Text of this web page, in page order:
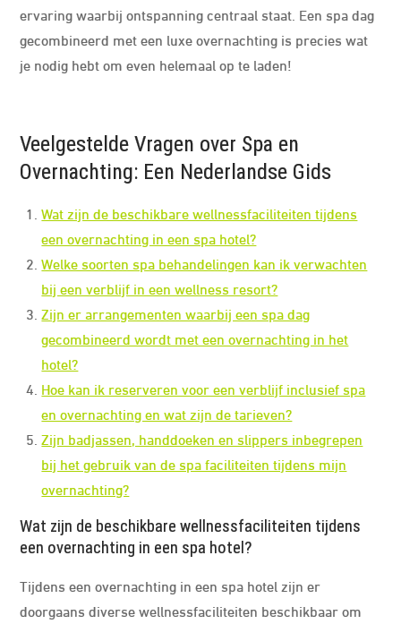
ervaring waarbij ontspanning centraal staat. Een spa dag
gecombineerd met een luxe overnachting is precies wat
je nodig hebt om even helemaal op te laden!
Veelgestelde Vragen over Spa en
Overnachting: Een Nederlandse Gids
Wat zijn de beschikbare wellnessfaciliteiten tijdens
een overnachting in een spa hotel?
Welke soorten spa behandelingen kan ik verwachten
bij een verblijf in een wellness resort?
Zijn er arrangementen waarbij een spa dag
gecombineerd wordt met een overnachting in het
hotel?
Hoe kan ik reserveren voor een verblijf inclusief spa
en overnachting en wat zijn de tarieven?
Zijn badjassen, handdoeken en slippers inbegrepen
bij het gebruik van de spa faciliteiten tijdens mijn
overnachting?
Wat zijn de beschikbare wellnessfaciliteiten tijdens
een overnachting in een spa hotel?
Tijdens een overnachting in een spa hotel zijn er
doorgaans diverse wellnessfaciliteiten beschikbaar om